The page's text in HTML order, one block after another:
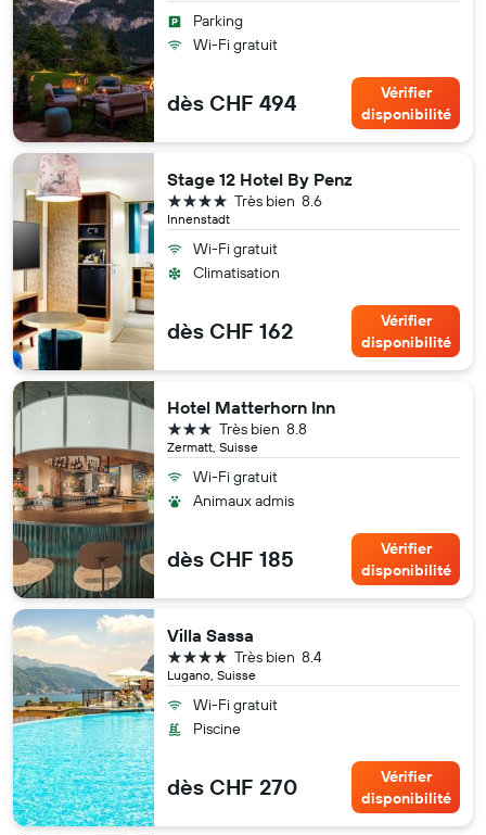
Parking
Wi-Fi gratuit
dès CHF 494
Vérifier
disponibilité
Stage 12 Hotel By Penz
Innenstadt
8.6
Très bien
4 étoiles
Wi-Fi gratuit
Climatisation
dès CHF 162
Vérifier
disponibilité
Hotel Matterhorn Inn
Zermatt, Suisse
8.8
Très bien
3 étoiles
Wi-Fi gratuit
Animaux admis
dès CHF 185
Vérifier
disponibilité
Villa Sassa
Lugano, Suisse
8.4
Très bien
4 étoiles
Wi-Fi gratuit
Piscine
dès CHF 270
Vérifier
disponibilité